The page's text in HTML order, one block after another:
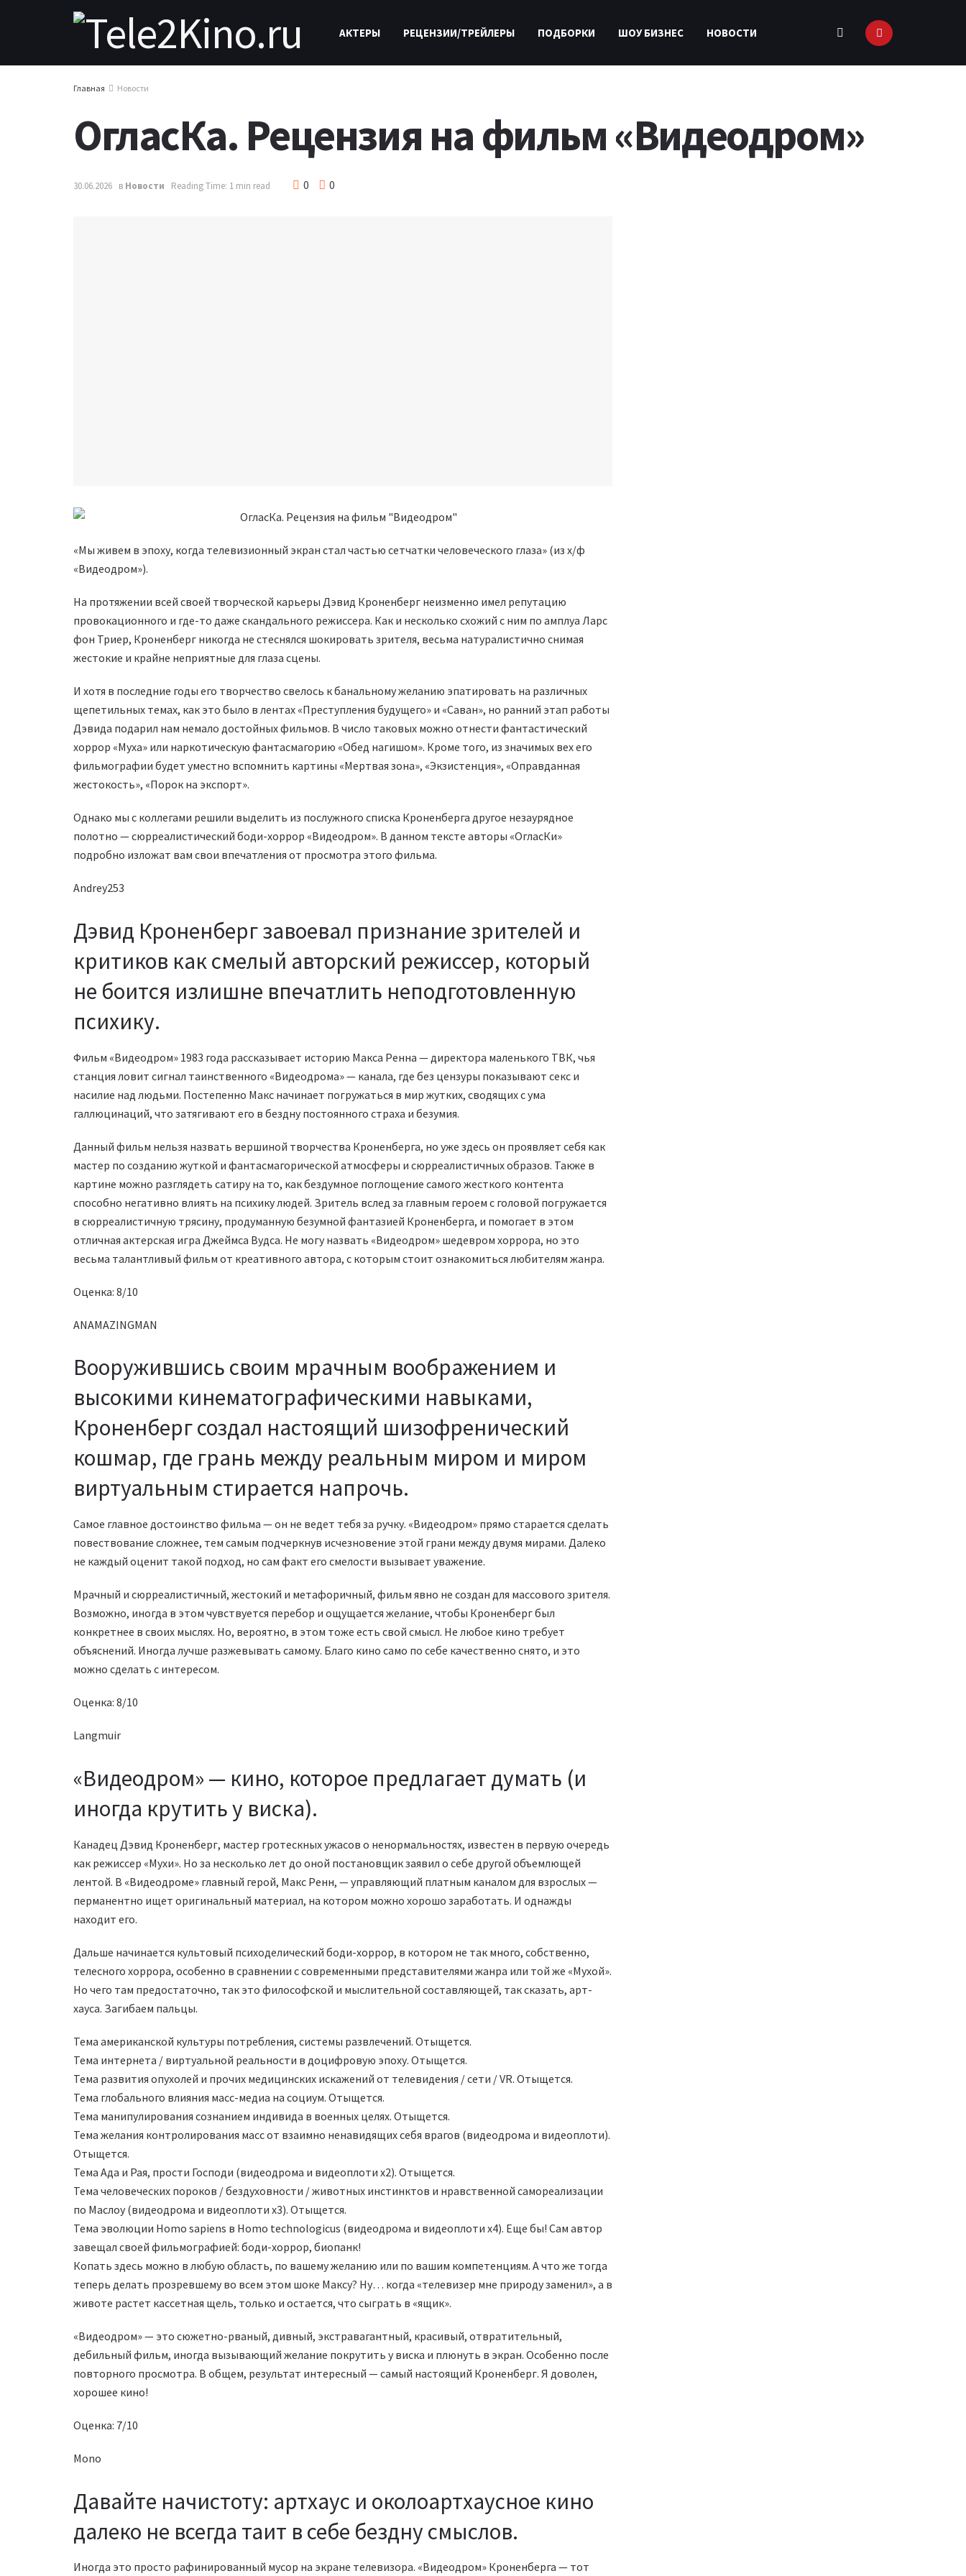
АКТЕРЫ РЕЦЕНЗИИ/ТРЕЙЛЕРЫ ПОДБОРКИ ШОУ БИЗНЕС НОВОСТИ
Главная Новости
ОгласКа. Рецензия на фильм «Видеодром»
30.06.2026 в Новости Reading Time: 1 min read 0 0
«Мы живем в эпоху, когда телевизионный экран стал частью сетчатки человеческого глаза» (из х/ф
«Видеодром»).
На протяжении всей своей творческой карьеры Дэвид Кроненберг неизменно имел репутацию
провокационного и где-то даже скандального режиссера. Как и несколько схожий с ним по амплуа Ларс
фон Триер, Кроненберг никогда не стеснялся шокировать зрителя, весьма натуралистично снимая
жестокие и крайне неприятные для глаза сцены.
И хотя в последние годы его творчество свелось к банальному желанию эпатировать на различных
щепетильных темах, как это было в лентах «Преступления будущего» и «Саван», но ранний этап работы
Дэвида подарил нам немало достойных фильмов. В число таковых можно отнести фантастический
хоррор «Муха» или наркотическую фантасмагорию «Обед нагишом». Кроме того, из значимых вех его
фильмографии будет уместно вспомнить картины «Мертвая зона», «Экзистенция», «Оправданная
жестокость», «Порок на экспорт».
Однако мы с коллегами решили выделить из послужного списка Кроненберга другое незаурядное
полотно — сюрреалистический боди-хоррор «Видеодром». В данном тексте авторы «ОгласКи»
подробно изложат вам свои впечатления от просмотра этого фильма.
Andrey253
Дэвид Кроненберг завоевал признание зрителей и
критиков как смелый авторский режиссер, который
не боится излишне впечатлить неподготовленную
психику.
Фильм «Видеодром» 1983 года рассказывает историю Макса Ренна — директора маленького ТВК, чья
станция ловит сигнал таинственного «Видеодрома» — канала, где без цензуры показывают секс и
насилие над людьми. Постепенно Макс начинает погружаться в мир жутких, сводящих с ума
галлюцинаций, что затягивают его в бездну постоянного страха и безумия.
Данный фильм нельзя назвать вершиной творчества Кроненберга, но уже здесь он проявляет себя как
мастер по созданию жуткой и фантасмагорической атмосферы и сюрреалистичных образов. Также в
картине можно разглядеть сатиру на то, как бездумное поглощение самого жесткого контента
способно негативно влиять на психику людей. Зритель вслед за главным героем с головой погружается
в сюрреалистичную трясину, продуманную безумной фантазией Кроненберга, и помогает в этом
отличная актерская игра Джеймса Вудса. Не могу назвать «Видеодром» шедевром хоррора, но это
весьма талантливый фильм от креативного автора, с которым стоит ознакомиться любителям жанра.
Оценка: 8/10
ANAMAZINGMAN
Вооружившись своим мрачным воображением и
высокими кинематографическими навыками,
Кроненберг создал настоящий шизофренический
кошмар, где грань между реальным миром и миром
виртуальным стирается напрочь.
Самое главное достоинство фильма — он не ведет тебя за ручку. «Видеодром» прямо старается сделать
повествование сложнее, тем самым подчеркнув исчезновение этой грани между двумя мирами. Далеко
не каждый оценит такой подход, но сам факт его смелости вызывает уважение.
Мрачный и сюрреалистичный, жестокий и метафоричный, фильм явно не создан для массового зрителя.
Возможно, иногда в этом чувствуется перебор и ощущается желание, чтобы Кроненберг был
конкретнее в своих мыслях. Но, вероятно, в этом тоже есть свой смысл. Не любое кино требует
объяснений. Иногда лучше разжевывать самому. Благо кино само по себе качественно снято, и это
можно сделать с интересом.
Оценка: 8/10
Langmuir
«Видеодром» — кино, которое предлагает думать (и
иногда крутить у виска).
Канадец Дэвид Кроненберг, мастер гротескных ужасов о ненормальностях, известен в первую очередь
как режиссер «Мухи». Но за несколько лет до оной постановщик заявил о себе другой объемлющей
лентой. В «Видеодроме» главный герой, Макс Ренн, — управляющий платным каналом для взрослых —
перманентно ищет оригинальный материал, на котором можно хорошо заработать. И однажды
находит его.
Дальше начинается культовый психоделический боди-хоррор, в котором не так много, собственно,
телесного хоррора, особенно в сравнении с современными представителями жанра или той же «Мухой».
Но чего там предостаточно, так это философской и мыслительной составляющей, так сказать, арт-
хауса. Загибаем пальцы.
Тема американской культуры потребления, системы развлечений. Отыщется.
Тема интернета / виртуальной реальности в доцифровую эпоху. Отыщется.
Тема развития опухолей и прочих медицинских искажений от телевидения / сети / VR. Отыщется.
Тема глобального влияния масс-медиа на социум. Отыщется.
Тема манипулирования сознанием индивида в военных целях. Отыщется.
Тема желания контролирования масс от взаимно ненавидящих себя врагов (видеодрома и видеоплоти).
Отыщется.
Тема Ада и Рая, прости Господи (видеодрома и видеоплоти х2). Отыщется.
Тема человеческих пороков / бездуховности / животных инстинктов и нравственной самореализации
по Маслоу (видеодрома и видеоплоти х3). Отыщется.
Тема эволюции Homo sapiens в Homo technologicus (видеодрома и видеоплоти х4). Еще бы! Сам автор
завещал своей фильмографией: боди-хоррор, биопанк!
Копать здесь можно в любую область, по вашему желанию или по вашим компетенциям. А что же тогда
теперь делать прозревшему во всем этом шоке Максу? Ну… когда «телевизер мне природу заменил», а в
животе растет кассетная щель, только и остается, что сыграть в «ящик».
«Видеодром» — это сюжетно-рваный, дивный, экстравагантный, красивый, отвратительный,
дебильный фильм, иногда вызывающий желание покрутить у виска и плюнуть в экран. Особенно после
повторного просмотра. В общем, результат интересный — самый настоящий Кроненберг. Я доволен,
хорошее кино!
Оценка: 7/10
Mono
Давайте начистоту: артхаус и околоартхаусное кино
далеко не всегда таит в себе бездну смыслов.
Иногда это просто рафинированный мусор на экране телевизора. «Видеодром» Кроненберга — тот